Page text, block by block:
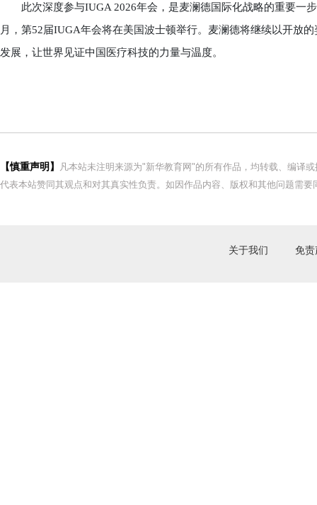
此次深度参与IUGA 2026年会，是麦澜德国际化战略的重要一
月，第52届IUGA年会将在美国波士顿举行。麦澜德将继续以开放
发展，让世界见证中国医疗科技的力量与温度。
【慎重声明】
凡本站未注明来源为"新华教育网"的所有作品，均转载、编译
代表本站赞同其观点和对其真实性负责。如因作品内容、版权和其他问题需
关于我们 免责